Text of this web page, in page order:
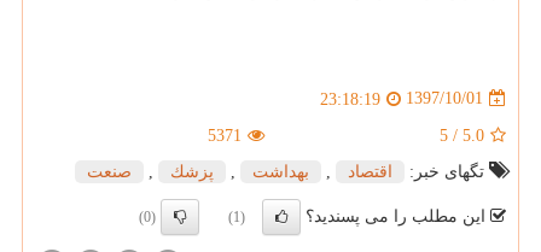
1397/10/01
23:18:19
5.0
/
5
5371
تگهای خبر:
اقتصاد بهداشت پزشك صنعت
این مطلب را می پسندید؟ (1)
(0)